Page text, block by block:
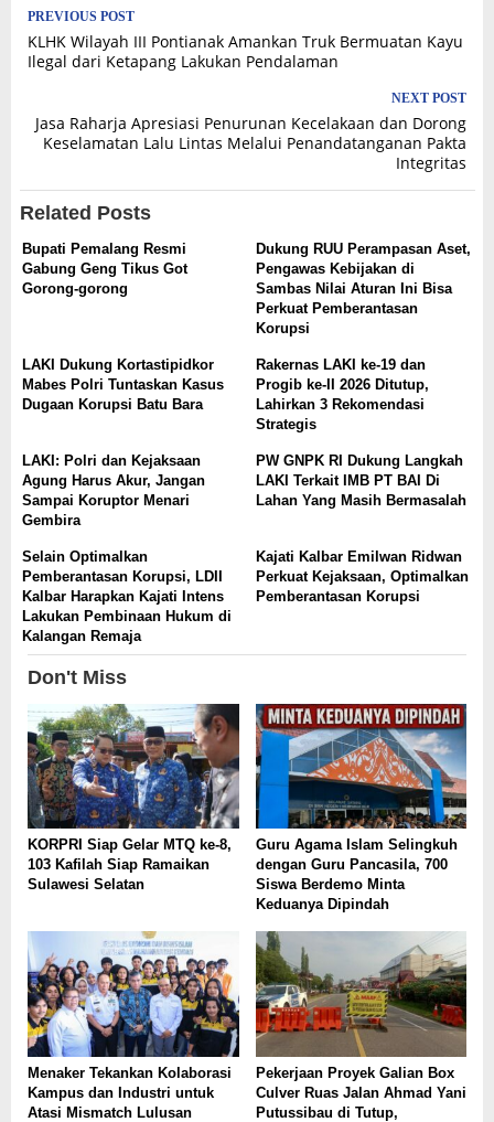
Post
navigation
PREVIOUS POST
KLHK Wilayah III Pontianak Amankan Truk Bermuatan Kayu
Ilegal dari Ketapang Lakukan Pendalaman
NEXT POST
Jasa Raharja Apresiasi Penurunan Kecelakaan dan Dorong
Keselamatan Lalu Lintas Melalui Penandatanganan Pakta
Integritas
Related Posts
Bupati Pemalang Resmi
Gabung Geng Tikus Got
Gorong-gorong
Dukung RUU Perampasan Aset,
Pengawas Kebijakan di
Sambas Nilai Aturan Ini Bisa
Perkuat Pemberantasan
Korupsi
LAKI Dukung Kortastipidkor
Mabes Polri Tuntaskan Kasus
Dugaan Korupsi Batu Bara
Rakernas LAKI ke-19 dan
Progib ke-II 2026 Ditutup,
Lahirkan 3 Rekomendasi
Strategis
LAKI: Polri dan Kejaksaan
Agung Harus Akur, Jangan
Sampai Koruptor Menari
Gembira
PW GNPK RI Dukung Langkah
LAKI Terkait IMB PT BAI Di
Lahan Yang Masih Bermasalah
Selain Optimalkan
Pemberantasan Korupsi, LDII
Kalbar Harapkan Kajati Intens
Lakukan Pembinaan Hukum di
Kalangan Remaja
Kajati Kalbar Emilwan Ridwan
Perkuat Kejaksaan, Optimalkan
Pemberantasan Korupsi
Don't Miss
KORPRI Siap Gelar MTQ ke-8,
103 Kafilah Siap Ramaikan
Sulawesi Selatan
Guru Agama Islam Selingkuh
dengan Guru Pancasila, 700
Siswa Berdemo Minta
Keduanya Dipindah
Menaker Tekankan Kolaborasi
Kampus dan Industri untuk
Atasi Mismatch Lulusan
Pekerjaan Proyek Galian Box
Culver Ruas Jalan Ahmad Yani
Putussibau di Tutup,